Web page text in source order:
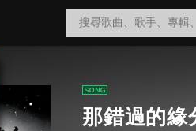
那錯過的緣